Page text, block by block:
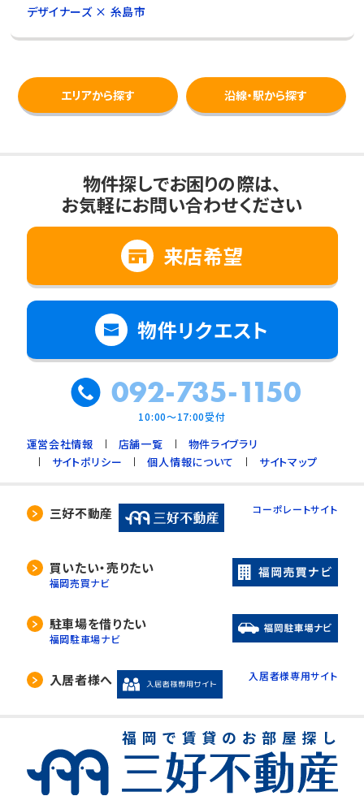
デザイナーズ × 糸島市
エリアから探す 沿線・駅から探す
物件探しでお困りの際は、
お気軽にお問い合わせください
来店希望
物件リクエスト
092-735-1150
10:00～17:00受付
運営会社情報 店舗一覧
物件ライブラリ
サイトポリシー
個人情報について サイトマップ
三好不動産 コーポレートサイト
買いたい・売りたい
福岡売買ナビ
駐車場を借りたい
福岡駐車場ナビ
入居者様へ 入居者様専用サイト